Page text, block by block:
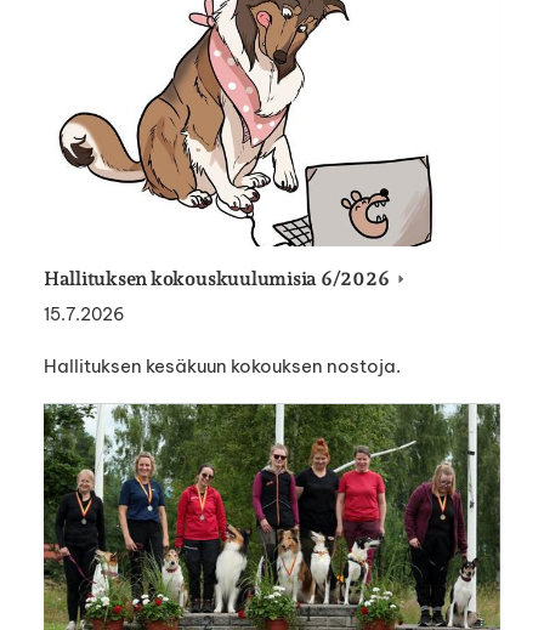
Hallituksen kokouskuulumisia 6/2026
15.7.2026
Hallituksen kesäkuun kokouksen nostoja.